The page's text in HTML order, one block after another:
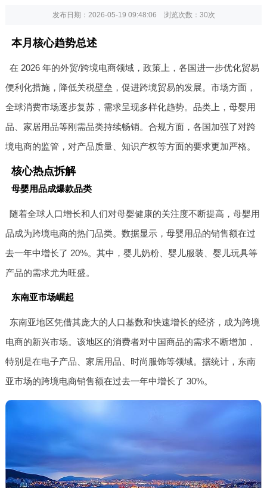
发布日期：2026-05-19 09:48:06 浏览次数： 30次
本月核心趋势总述
在 2026 年的外贸/跨境电商领域，政策上，各国进一步优化贸易
便利化措施，降低关税壁垒，促进跨境贸易的发展。市场方面，
全球消费市场逐步复苏，需求呈现多样化趋势。品类上，母婴用
品、家居用品等刚需品类持续畅销。合规方面，各国加强了对跨
境电商的监管，对产品质量、知识产权等方面的要求更加严格。
核心热点拆解
母婴用品成爆款品类
随着全球人口增长和人们对母婴健康的关注度不断提高，母婴用
品成为跨境电商的热门品类。数据显示，母婴用品的销售额在过
去一年中增长了 20%。其中，婴儿奶粉、婴儿服装、婴儿玩具等
产品的需求尤为旺盛。
东南亚市场崛起
东南亚地区凭借其庞大的人口基数和快速增长的经济，成为跨境
电商的新兴市场。该地区的消费者对中国商品的需求不断增加，
特别是在电子产品、家居用品、时尚服饰等领域。据统计，东南
亚市场的跨境电商销售额在过去一年中增长了 30%。